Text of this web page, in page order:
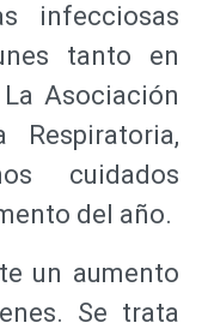
infecciosas
tanto en
Asociación
cuidados
del año.
un aumento
Se trata